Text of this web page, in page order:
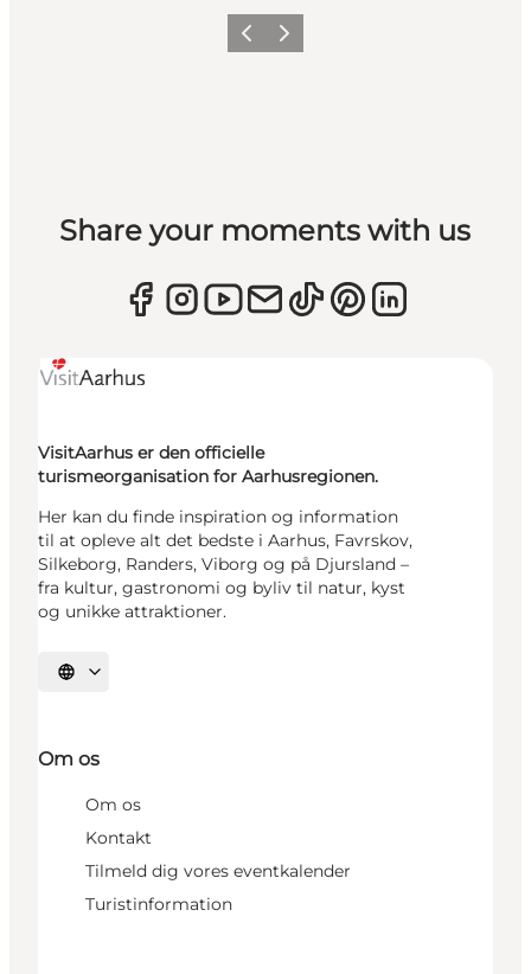
ForrigeNæste
Share your moments with us
VisitAarhus er den officielle
turismeorganisation for Aarhusregionen.
Her kan du finde inspiration og information
til at opleve alt det bedste i Aarhus, Favrskov,
Silkeborg, Randers, Viborg og på Djursland –
fra kultur, gastronomi og byliv til natur, kyst
og unikke attraktioner.
Vælg sprog
Om os
Om os
Kontakt
Tilmeld dig vores eventkalender
Turistinformation